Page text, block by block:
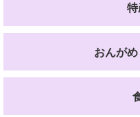
特
おんが